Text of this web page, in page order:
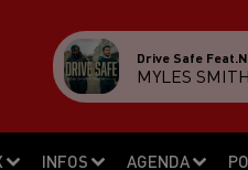
INFOS AGENDA
Drive Safe
MYLES SMITH